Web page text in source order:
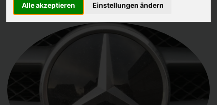
Alle akzeptieren Einstellungen ändern